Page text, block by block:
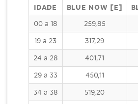
IDADE BLUE NOW [E]
00 a 18
259,85
19 a 23 317,29
24 a 28 401,71
29 a 33 450,11
34 a 38 519,20